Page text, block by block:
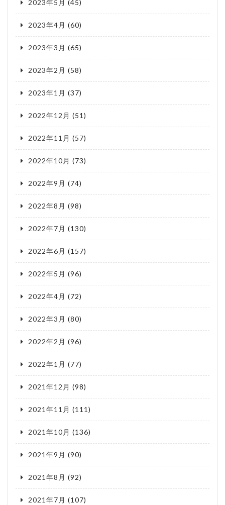
2023年5月 (45)
2023年4月 (60)
2023年3月 (65)
2023年2月 (58)
2023年1月 (37)
2022年12月 (51)
2022年11月 (57)
2022年10月 (73)
2022年9月 (74)
2022年8月 (98)
2022年7月 (130)
2022年6月 (157)
2022年5月 (96)
2022年4月 (72)
2022年3月 (80)
2022年2月 (96)
2022年1月 (77)
2021年12月 (98)
2021年11月 (111)
2021年10月 (136)
2021年9月 (90)
2021年8月 (92)
2021年7月 (107)